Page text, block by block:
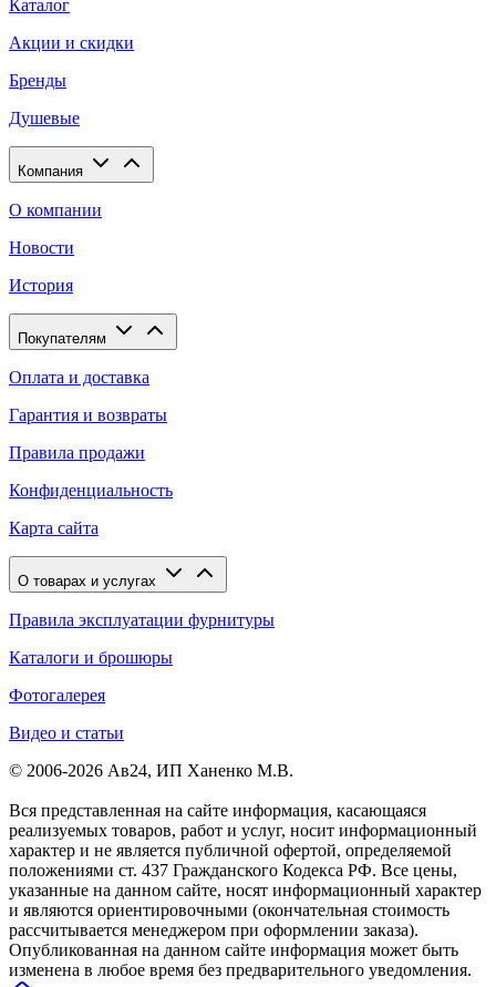
Каталог
Акции и скидки
Бренды
Душевые
Компания
О компании
Новости
История
Покупателям
Оплата и доставка
Гарантия и возвраты
Правила продажи
Конфиденциальность
Карта сайта
О товарах и услугах
Правила эксплуатации фурнитуры
Каталоги и брошюры
Фотогалерея
Видео и статьи
© 2006-2026 Ав24, ИП Ханенко М.В.
Вся представленная на сайте информация, касающаяся
реализуемых товаров, работ и услуг, носит информационный
характер и не является публичной офертой, определяемой
положениями ст. 437 Гражданского Кодекса РФ. Все цены,
указанные на данном сайте, носят информационный характер
и являются ориентировочными (окончательная стоимость
рассчитывается менеджером при оформлении заказа).
Опубликованная на данном сайте информация может быть
изменена в любое время без предварительного уведомления.